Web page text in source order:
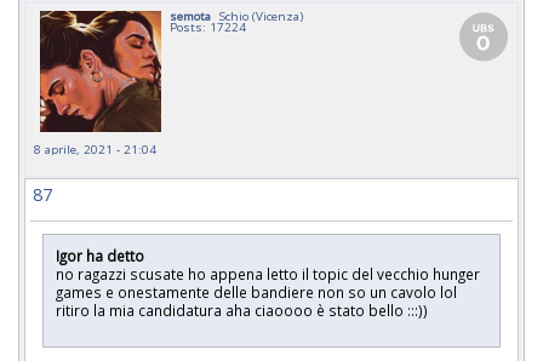
semota Schio (Vicenza)
Posts: 17224
8 aprile, 2021 - 21:04
87
Igor ha detto
no ragazzi scusate ho appena letto il topic del vecchio hunger
games e onestamente delle bandiere non so un cavolo lol
ritiro la mia candidatura aha ciaoooo è stato bello :::))